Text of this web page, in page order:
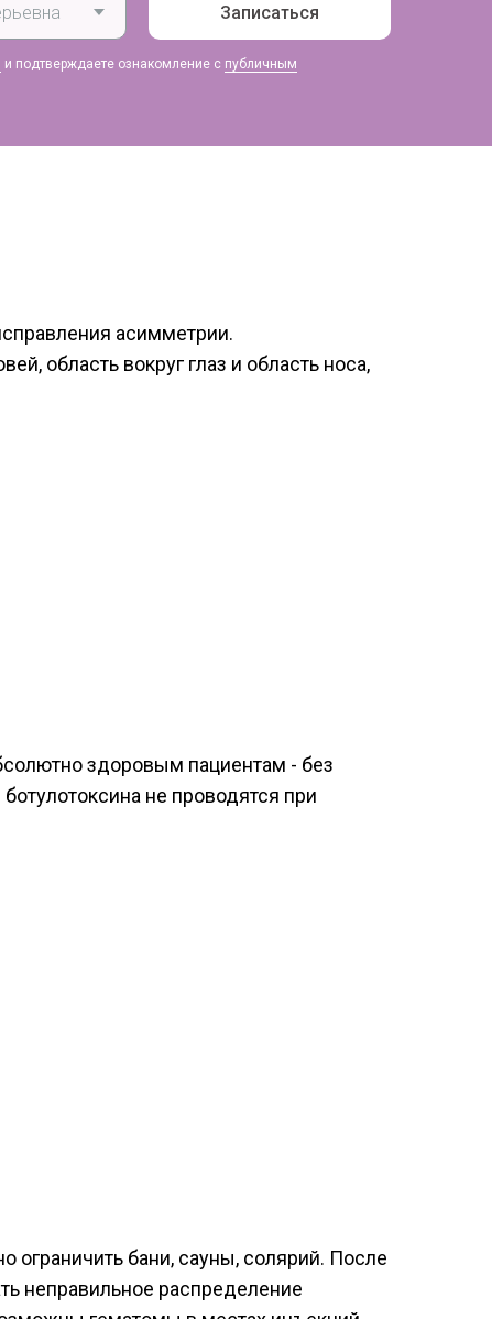
Записаться
и подтверждаете ознакомление с публичным
асимметрии.
область вокруг глаз и область носа,
здоровым пациентам - без
не проводятся при
ограничить бани, сауны, солярий. После
неправильное распределение